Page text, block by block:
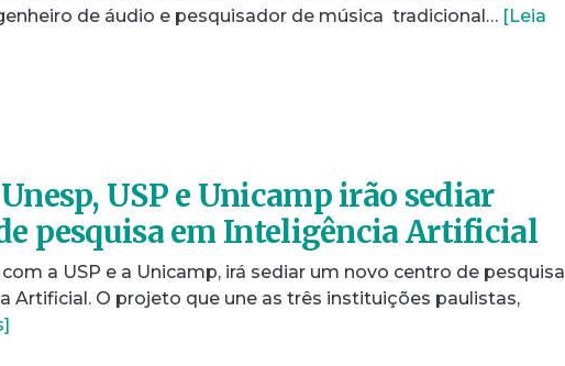
de áudio e pesquisador de música tradicional… [Leia
USP e Unicamp irão sediar
pesquisa em Inteligência Artificial
a USP e a Unicamp, irá sediar um novo centro de pesquisa
Artificial. O projeto que une as três instituições paulistas,